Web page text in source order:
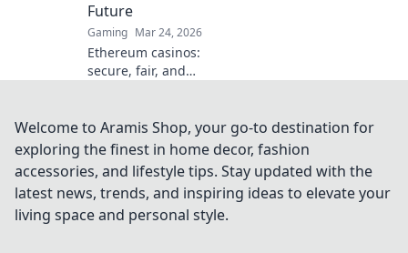
Future
Gaming Mar 24, 2026
Ethereum casinos:
secure, fair, and
Discover the
future of iGaming
Welcome to Aramis Shop, your go-to destination for
exploring the finest in home decor, fashion
accessories, and lifestyle tips. Stay updated with the
latest news, trends, and inspiring ideas to elevate your
living space and personal style.